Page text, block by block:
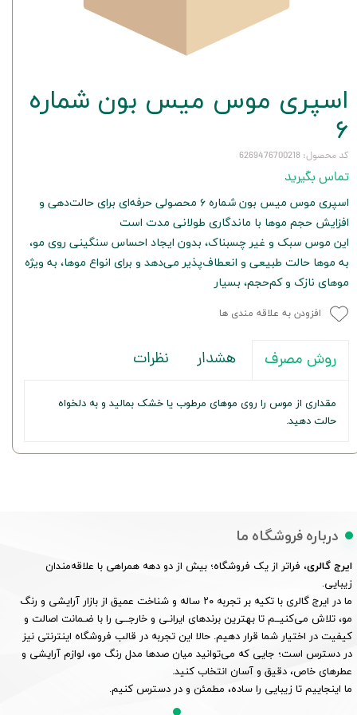
اسپری موس میس بون شماره
۶
کد محصول: 6269476700218
تماس بگیرید
اسپری موس میس بون شماره ۶ محصولی حرفه‌ای برای حالت‌دهی و
افزایش حجم موها با ماندگاری طولانی مدت است
این موس سبک و غیر چسبناک، بدون ایجاد احساس سنگینی روی مو،
به موها حالت طبیعی و انعطاف‌پذیر می‌دهد و برای انواع موها، به ویژه
موهای نازک و کم‌حجم، بسیار
افزودن به علاقه مندی ها
روش مصرف هشدار نظرات
مقداری از موس را روی موهای مرطوب یا خشک بمالید و به دلخواه
حالت دهید.
درباره فروشگاه ما
ایرج گالری، فراتر از یک فروشگاه؛ بیش از دو دهه همراهی با علاقه‌مندان
زیبایی.
ما در ایرج گالری با تکیه بر تجربه ۲۰ ساله و شناخت عمیق از بازار آرایشی و رنگ
مو، تلاش می‌کنیــم تا بهترین برندهای ایرانـی و خارجــی را با ضـمانت اصالت و
کیفیت در اختیار شما قرار دهیم. حالا این تجربه در قالب فروشگاه اینترنتی نیز
در دسترس است؛ جایی که می‌توانید میان صدها مدل رنگ مو، لوازم آرایشی و
عطرهای خاص، دقیق و آسان انتخاب کنید.
ما اینجاییم تا زیبایی را ساده، مطمئن و در دسترس کنیم.